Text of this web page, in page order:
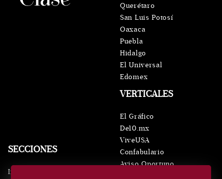
SECCIONES
Inicio
VERTICALES
El Gráfico
De10.mx
ViveUSA
Confabulario
Aviso Oportuno
Querétaro
San Luis Potosí
Oaxaca
Puebla
Hidalgo
El Universal
Edomex